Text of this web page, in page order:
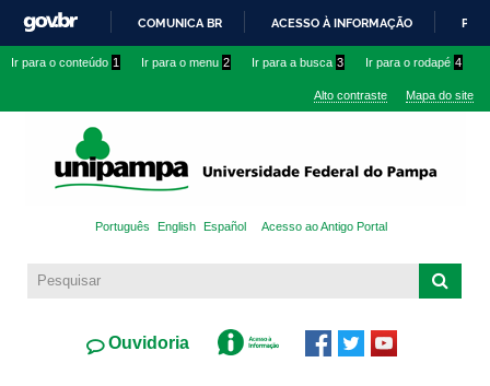
conteúdo
IR
O
COMUNICA BR ACESSO À INFORMAÇÃO
Ir para o conteúdo 1 Ir para o menu 2 Ir para a busca 3 Ir para o rodapé 4
Alto contraste Mapa do site
Português English Español Acesso ao Antigo Portal
Ouvidoria